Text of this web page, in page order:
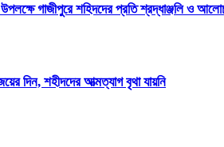
গাজীপুরে শহিদদের প্রতি শ্রদ্ধাঞ্জলি ও
দিন, শহীদদের আত্মত্যাগ বৃথা যায়নি